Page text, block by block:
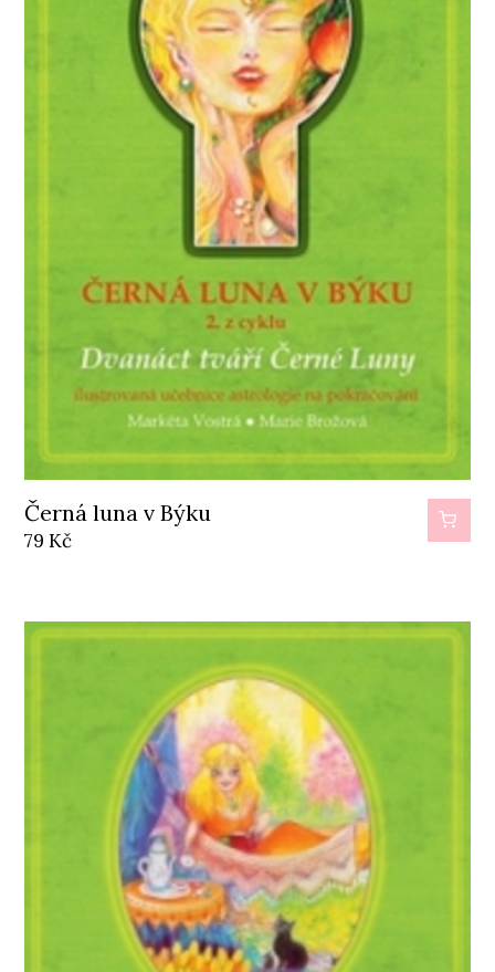
Černá luna v Býku
79 Kč